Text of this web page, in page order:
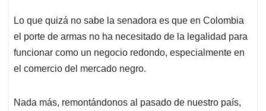
Lo que quizá no sabe la senadora es que en Colombia
el porte de armas no ha necesitado de la legalidad para
funcionar como un negocio redondo, especialmente en
el comercio del mercado negro.
Nada más, remontándonos al pasado de nuestro país,